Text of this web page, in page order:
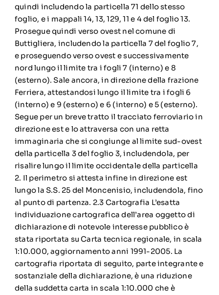
quindi includendo la particella 71 dello stesso
foglio, e i mappali 14, 13, 129, 11 e 4 del foglio 13.
Prosegue quindi verso ovest nel comune di
Buttigliera, includendo la particella 7 del foglio 7,
e proseguendo verso ovest e successivamente
nord lungo il limite tra i fogli 7 (interno) e 8
(esterno). Sale ancora, in direzione della frazione
Ferriera, attestandosi lungo il limite tra i fogli 6
(interno) e 9 (esterno) e 6 (interno) e 5 (esterno).
Segue per un breve tratto il tracciato ferroviario in
direzione est e lo attraversa con una retta
immaginaria che si congiunge al limite sud-ovest
della particella 3 del foglio 3, includendola, per
risalire lungo il limite occidentale della particella
2. Il perimetro si attesta infine in direzione est
lungo la S.S. 25 del Moncenisio, includendola, fino
al punto di partenza. 2.3 Cartografia L’esatta
individuazione cartografica dell’area oggetto di
dichiarazione di notevole interesse pubblico è
stata riportata su Carta tecnica regionale, in scala
1:10.000, aggiornamento anni 1991-2005. La
cartografia riportata di seguito, parte integrante e
sostanziale della dichiarazione, è una riduzione
della suddetta carta in scala 1:10.000 che è